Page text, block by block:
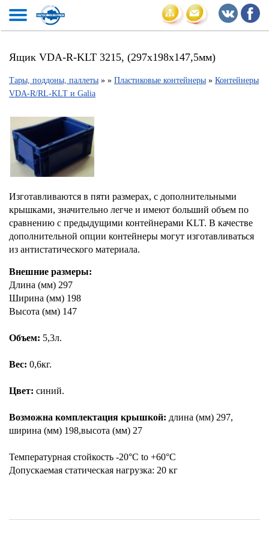
Ящик VDA-R-KLT 3215, (297х198х147,5мм)
Тары, поддоны, паллеты » » Пластиковые контейнеры » Контейнеры
VDA-R/RL-KLT и Galia
Изготавливаются в пяти размерах, с дополнительными
крышками, значительно легче и имеют больший объем по
сравнению с предыдущими контейнерами KLT. В качестве
дополнительной опции контейнеры могут изготавливаться
из антистатического материала.
Внешние размеры:
Длина (мм) 297
Ширина (мм) 198
Высота (мм) 147
Объем: 5,3л.
Вес: 0,6кг.
Цвет: синий.
Возможна комплектация крышкой: длина (мм) 297,
ширина (мм) 198,высота (мм) 27
Температурная стойкость -20°C to +60°C
Допускаемая статическая нагрузка: 20 кг